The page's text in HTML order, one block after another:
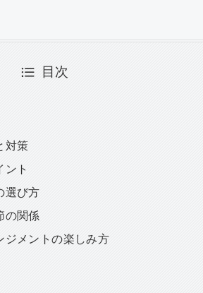
目次
対策
ント
選び方
の関係
ジメントの楽しみ方